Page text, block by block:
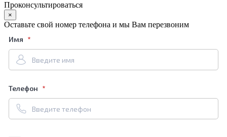
Проконсультироваться
×
Оставьте свой номер телефона и мы Вам перезвоним
Имя
Телефон